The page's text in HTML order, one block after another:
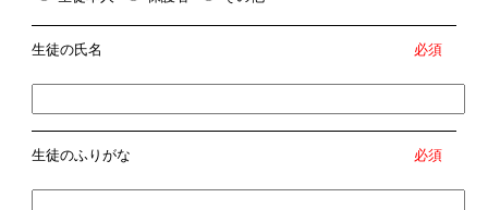
生徒の氏名 必須
生徒のふりがな 必須